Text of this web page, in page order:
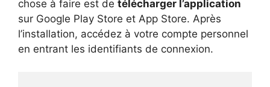
chose à faire est de télécharger l’application
sur Google Play Store et App Store. Après
l’installation, accédez à votre compte personnel
en entrant les identifiants de connexion.